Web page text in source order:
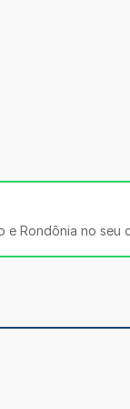
Rondônia no seu